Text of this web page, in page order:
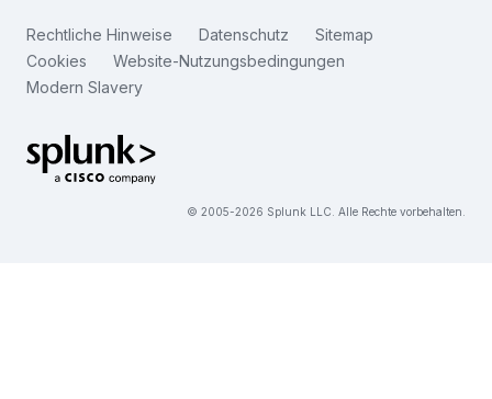
IT- und Technologieausgaben für 2025
简体中文
Splunk Global Footer Logo
Rechtliche Hinweise Datenschutz
Sitemap
Cookies
Website-Nutzungsbedingungen
Modern Slavery
© 2005-2026 Splunk LLC. Alle Rechte vorbehalten.